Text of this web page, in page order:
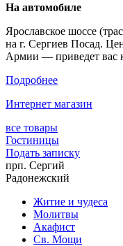
На автомобиле
Ярославское шоссе
на г. Сергиев Посад.
Армии — приведет вас
Подробнее
Интернет магазин
все товары
Гостиницы
Подать записку
прп. Сергий
Радонежский
Житие и чудеса
Молитвы
Акафист
Св. Мощи